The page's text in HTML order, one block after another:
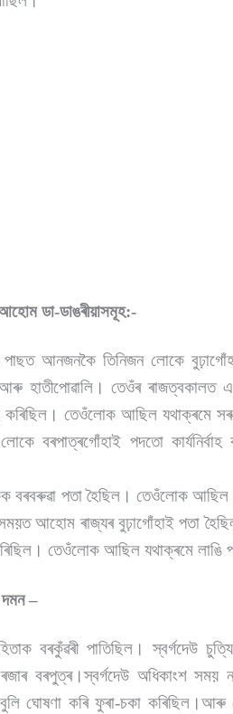
আহোম ডা-ডাঙৰীয়াসমূহ:-
আনজনকৈ তিনিজন লোকে
হাতীপোৱালি। তেওঁৰ
কৰিছিল। তেওঁলোক আছিল যথাক্ৰমে
বৰপাত্ৰগোঁহাই পদতো
বৰবৰুৱা পতা হৈছিল। তেওঁলোক আছিল
আহোম ৰাজ্যৰ বুঢ়াগোঁহাই পতা
তেওঁলোক আছিল যথাক্ৰমে লাঙি
দমন –
বৰকুঁৱৰী পাতিছিল। স্বৰ্গদেউ
বৰপুত্ৰ।স্বৰ্গদেউ অধিকাংশ সময়
ঘোষণা কৰি ফুৰা-চকা